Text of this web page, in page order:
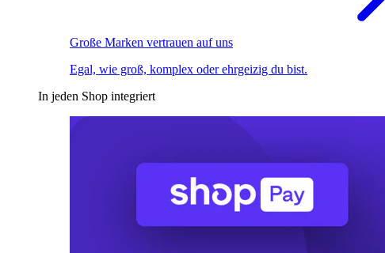
Große Marken vertrauen auf uns
Egal, wie groß, komplex oder ehrgeizig du bist.
In jeden Shop integriert